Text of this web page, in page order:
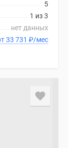
5
1 из 3
нет данных
В ипотеку от 33 731 ₽/мес